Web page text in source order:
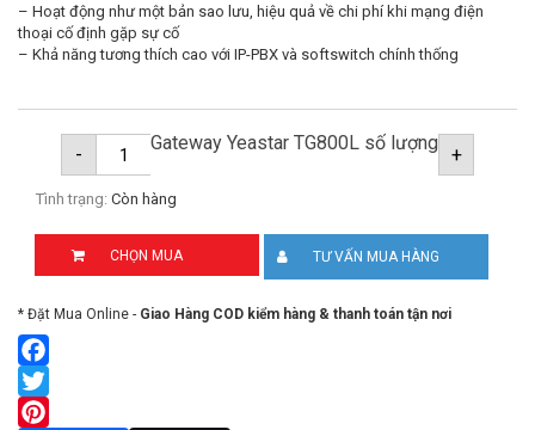
– Hoạt động như một bản sao lưu, hiệu quả về chi phí khi mạng điện
thoại cố định gặp sự cố
– Khả năng tương thích cao với IP-PBX và softswitch chính thống
- Gateway Yeastar TG800L số lượng +
Tình trạng: Còn hàng
CHỌN MUA TƯ VẤN MUA HÀNG
* Đặt Mua Online - Giao Hàng COD kiểm hàng & thanh toán tận nơi
Facebook
Twitter